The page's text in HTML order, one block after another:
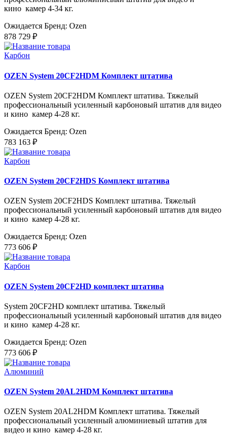
кино камер 4-34 кг.
Ожидается Бренд: Ozen
878 729 ₽
Карбон
OZEN System 20CF2HDM Комплект штатива
OZEN System 20CF2HDM Комплект штатива. Тяжелый
профессиональный усиленный карбоновый штатив для видео
и кино камер 4-28 кг.
Ожидается Бренд: Ozen
783 163 ₽
Карбон
OZEN System 20CF2HDS Комплект штатива
OZEN System 20CF2HDS Комплект штатива. Тяжелый
профессиональный усиленный карбоновый штатив для видео
и кино камер 4-28 кг.
Ожидается Бренд: Ozen
773 606 ₽
Карбон
OZEN System 20CF2HD комплект штатива
System 20CF2HD комплект штатива. Тяжелый
профессиональный усиленный карбоновый штатив для видео
и кино камер 4-28 кг.
Ожидается Бренд: Ozen
773 606 ₽
Алюминий
OZEN System 20AL2HDM Комплект штатива
OZEN System 20AL2HDM Комплект штатива. Тяжелый
профессиональный усиленный алюминиевый штатив для
видео и кино камер 4-28 кг.